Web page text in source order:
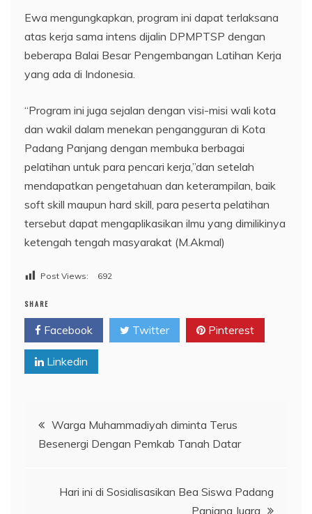
Ewa mengungkapkan, program ini dapat terlaksana
atas kerja sama intens dijalin DPMPTSP dengan
beberapa Balai Besar Pengembangan Latihan Kerja
yang ada di Indonesia.
“Program ini juga sejalan dengan visi-misi wali kota
dan wakil dalam menekan pengangguran di Kota
Padang Panjang dengan membuka berbagai
pelatihan untuk para pencari kerja,”dan setelah
mendapatkan pengetahuan dan keterampilan, baik
soft skill maupun hard skill, para peserta pelatihan
tersebut dapat mengaplikasikan ilmu yang dimilikinya
ketengah tengah masyarakat (M.Akmal)
Post Views: 692
SHARE
Facebook Twitter Pinterest
Linkedin
Navigasi
pos
Warga Muhammadiyah diminta Terus
Besenergi Dengan Pemkab Tanah Datar
Hari ini di Sosialisasikan Bea Siswa Padang
Panjang Juara